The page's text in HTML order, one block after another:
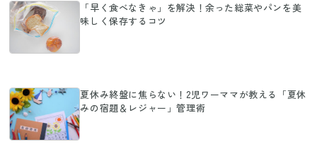
「早く食べなきゃ」を解決！余った総菜やパンを美
味しく保存するコツ
夏休み終盤に焦らない！2児ワーママが教える「夏休
みの宿題＆レジャー」管理術